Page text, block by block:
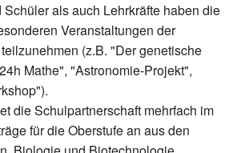
als auch Lehrkräfte haben die
Veranstaltungen der
(z.B. "Der genetische
Mathe", "Astronomie-Projekt",
die Schulpartnerschaft mehrfach im
für die Oberstufe an aus den